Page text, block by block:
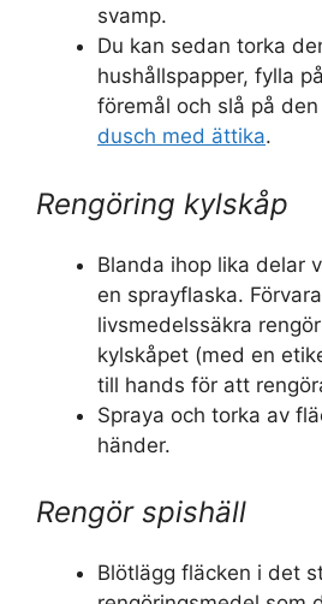
svamp.
Du kan sedan torka
hushållspapper, fylla
föremål och slå på den
dusch med ättika.
Rengöring kylskåp
Blanda ihop lika delar
en sprayflaska.
livsmedelssäkra
kylskåpet (med en
till hands för att
Spraya och torka av
händer.
Rengör spishäll
Blötlägg fläcken i det